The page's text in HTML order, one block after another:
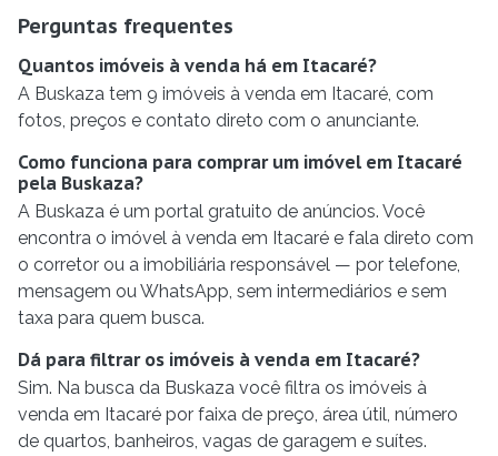
Perguntas frequentes
Quantos imóveis à venda há em Itacaré?
A Buskaza tem 9 imóveis à venda em Itacaré, com
fotos, preços e contato direto com o anunciante.
Como funciona para comprar um imóvel em Itacaré
pela Buskaza?
A Buskaza é um portal gratuito de anúncios. Você
encontra o imóvel à venda em Itacaré e fala direto com
o corretor ou a imobiliária responsável — por telefone,
mensagem ou WhatsApp, sem intermediários e sem
taxa para quem busca.
Dá para filtrar os imóveis à venda em Itacaré?
Sim. Na busca da Buskaza você filtra os imóveis à
venda em Itacaré por faixa de preço, área útil, número
de quartos, banheiros, vagas de garagem e suítes.